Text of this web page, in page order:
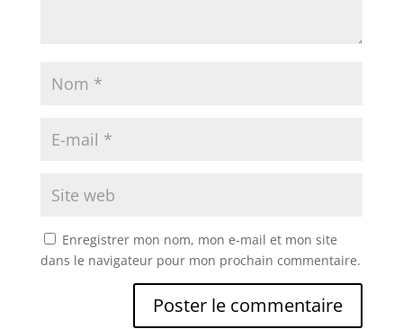
Enregistrer mon nom, mon e-mail et mon site
dans le navigateur pour mon prochain commentaire.